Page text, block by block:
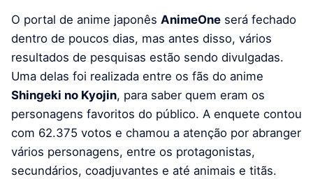
O portal de anime japonês AnimeOne será fechado
dentro de poucos dias, mas antes disso, vários
resultados de pesquisas estão sendo divulgadas.
Uma delas foi realizada entre os fãs do anime
Shingeki no Kyojin, para saber quem eram os
personagens favoritos do público. A enquete contou
com 62.375 votos e chamou a atenção por abranger
vários personagens, entre os protagonistas,
secundários, coadjuvantes e até animais e titãs.